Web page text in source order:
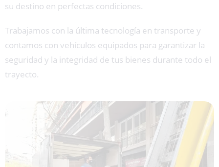
su destino en perfectas condiciones.
Trabajamos con la última tecnología en transporte y
contamos con vehículos equipados para garantizar la
seguridad y la integridad de tus bienes durante todo el
trayecto.